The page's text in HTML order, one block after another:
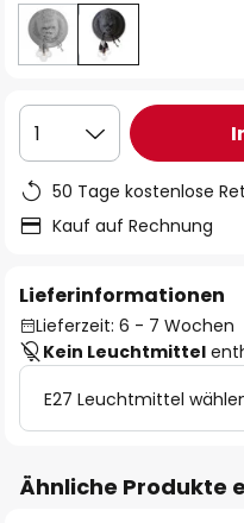
1
50 Tage kostenlose
Kauf auf Rechnung
Lieferinformationen
Lieferzeit: 6 - 7 Wochen
Kein Leuchtmittel
E27 Leuchtmittel
Ähnliche Produkte